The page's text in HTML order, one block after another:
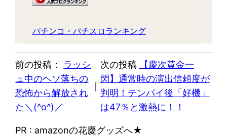
パチンコ・パチスロランキング
前の投稿：
ラッシ
ュ中のヘソ落ちの
恐怖から解放され
た＼(^o^)／
｜
次の投稿
【慶次黄金一
閃】通常時の演出信頼度が
判明！テンパイ後「好機」
は47％と激熱に！！
PR : amazonの花慶グッズへ★